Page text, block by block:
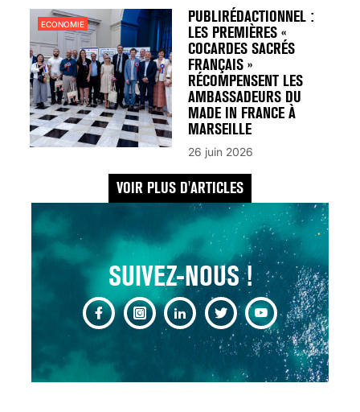
PUBLIRÉDACTIONNEL :
LES PREMIÈRES «
COCARDES SACRÉS
FRANÇAIS »
RÉCOMPENSENT LES
AMBASSADEURS DU
MADE IN FRANCE À
MARSEILLE
ECONOMIE
26 juin 2026
VOIR PLUS D'ARTICLES
SUIVEZ-NOUS !
30 mai 2023
SCANNER, IRM, RADIO,
POUR TOUTES LES
MALADIES
18 juil 2022
INSUFFISANCE
CARDIAQUE : LES
SIGNAUX D’ALERTE
AVANT… LA MORT
25 août 2024